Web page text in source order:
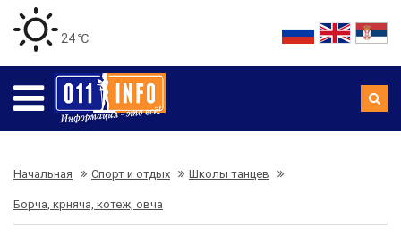
24 ℃
Начальная Спорт и отдых Школы танцев
Борча, крняча, котеж, овча